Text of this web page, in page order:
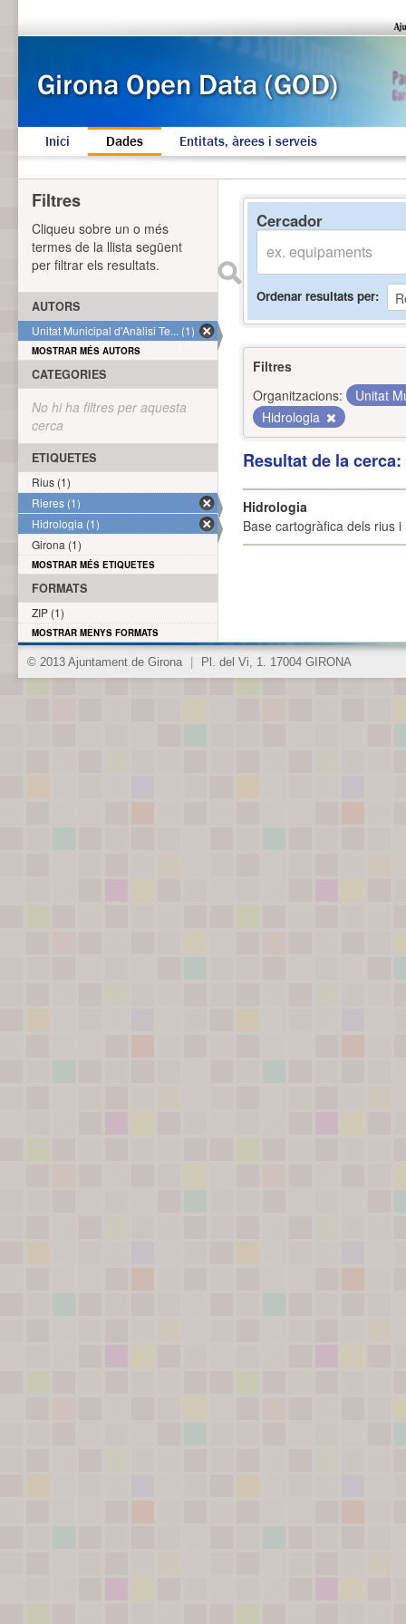
Inici Dades Entitats, àrees i serveis
Cercador
Ordenar resultats per
Filtres
Organitzacions:
Unitat
Hidrologia
Resultat de la
Hidrologia
Base cartogràfica dels rius
Filtres
Cliqueu sobre un o més
termes de la llista següent
per filtrar els resultats.
AUTORS
Unitat Municipal d'Anàlisi Te... (1)
MOSTRAR MÉS AUTORS
CATEGORIES
No hi ha filtres per aquesta
cerca
ETIQUETES
Rius (1)
Rieres (1)
Hidrologia (1)
Girona (1)
MOSTRAR MÉS ETIQUETES
FORMATS
ZIP (1)
MOSTRAR MENYS FORMATS
© 2013 Ajuntament de Girona Pl. del Vi, 1. 17004 GIRONA